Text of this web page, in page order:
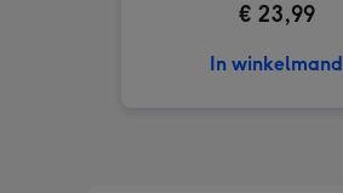
€ 23,99
In winkelmand